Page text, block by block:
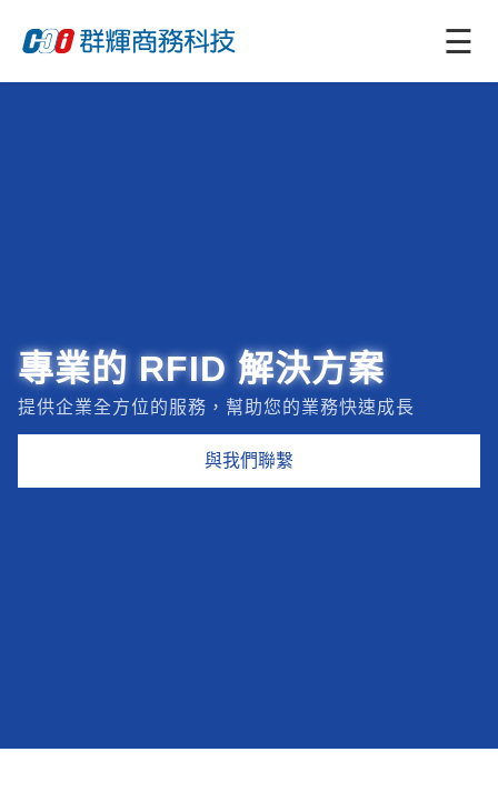
☰
專業的 RFID 解決方案
提供企業全方位的服務，幫助您的業務快速成長
與我們聯繫